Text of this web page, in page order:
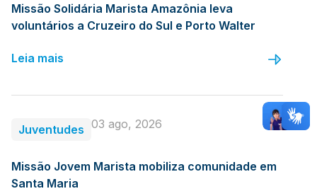
Missão Solidária Marista Amazônia leva
voluntários a Cruzeiro do Sul e Porto Walter
Leia mais
Juventudes 03 ago, 2026
Missão Jovem Marista mobiliza comunidade em
Santa Maria